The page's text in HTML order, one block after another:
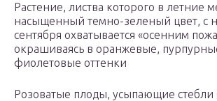
Растение, листва которого в летние
насыщенный темно-зеленый цвет, с
сентября охватывается «осенним
окрашиваясь в оранжевые,
фиолетовые оттенки
Розоватые плоды, усыпающие стебли